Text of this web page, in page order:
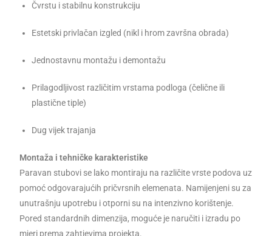
Čvrstu i stabilnu konstrukciju
Estetski privlačan izgled (nikl i hrom završna obrada)
Jednostavnu montažu i demontažu
Prilagodljivost različitim vrstama podloga (čelične ili
plastične tiple)
Dug vijek trajanja
Montaža i tehničke karakteristike
Paravan stubovi se lako montiraju na različite vrste podova uz
pomoć odgovarajućih pričvrsnih elemenata. Namijenjeni su za
unutrašnju upotrebu i otporni su na intenzivno korištenje.
Pored standardnih dimenzija, moguće je naručiti i izradu po
mjeri prema zahtjevima projekta.